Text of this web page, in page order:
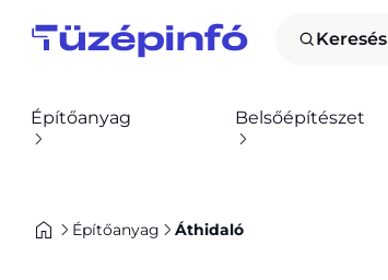
Keresés
Építőanyag Belsőépítészet
Építőanyag Áthidaló